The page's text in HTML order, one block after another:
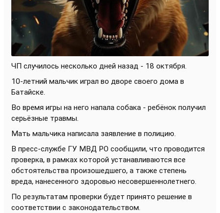
ЧП случилось несколько дней назад - 18 октября.
10-летний мальчик играл во дворе своего дома в
Батайске.
Во время игры на него напала собака - ребёнок получил
серьёзные травмы.
Мать мальчика написала заявление в полицию.
В пресс-службе ГУ МВД РО сообщили, что проводится
проверка, в рамках которой устанавливаются все
обстоятельства произошедшего, а также степень
вреда, нанесенного здоровью несовершеннолетнего.
По результатам проверки будет принято решение в
соответствии с законодательством.